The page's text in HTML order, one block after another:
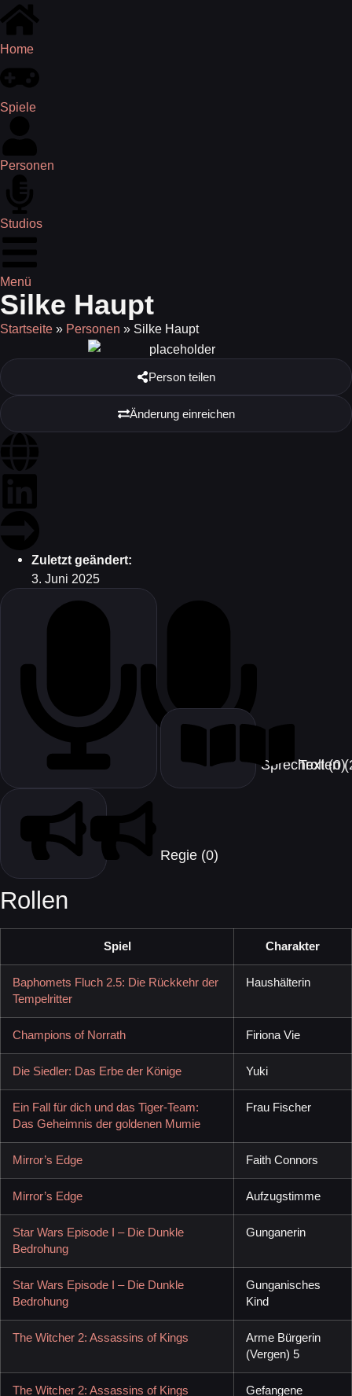
Home
Spiele
Personen
Studios
Menü
Silke Haupt
Startseite » Personen » Silke Haupt
Person teilen
Änderung einreichen
Zuletzt geändert:
3. Juni 2025
Text (0)
Regie (0)
Rollen
Spiel Charakter
Baphomets Fluch 2.5: Die Rückkehr der
Tempelritter
Haushälterin
Champions of Norrath Firiona Vie
Die Siedler: Das Erbe der Könige Yuki
Ein Fall für dich und das Tiger-Team:
Das Geheimnis der goldenen Mumie
Frau Fischer
Mirror’s Edge Faith Connors
Mirror’s Edge Aufzugstimme
Star Wars Episode I – Die Dunkle
Bedrohung
Gunganerin
Star Wars Episode I – Die Dunkle
Bedrohung
Gunganisches
Kind
The Witcher 2: Assassins of Kings
Arme Bürgerin
(Vergen) 5
The Witcher 2: Assassins of Kings
Gefangene